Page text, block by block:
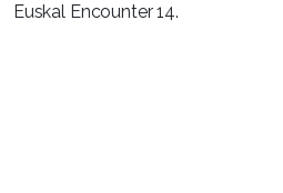
Euskal Encounter 14.